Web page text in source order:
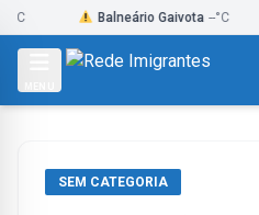
Skip
to
Balneário Gaivota --°C
SEM CATEGORIA